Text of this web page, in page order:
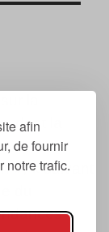
afin
de fournir
notre trafic.
la
dont la
», « suivant
du